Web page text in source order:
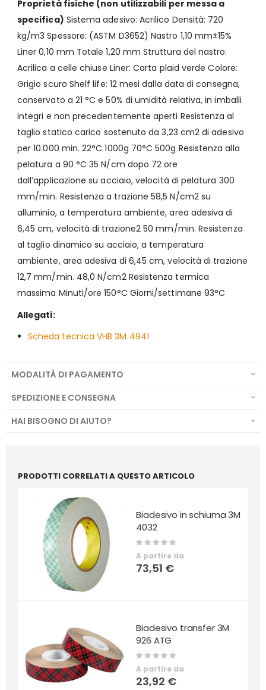
Proprietà fisiche (non utilizzabili per messa a
specifica) Sistema adesivo: Acrilico Densità: 720
kg/m3 Spessore: (ASTM D3652) Nastro 1,10 mm±15%
Liner 0,10 mm Totale 1,20 mm Struttura del nastro:
Acrilica a celle chiuse Liner: Carta plaid verde Colore:
Grigio scuro Shelf life: 12 mesi dalla data di consegna,
conservato a 21 °C e 50% di umidità relativa, in imballi
integri e non precedentemente aperti Resistenza al
taglio statico carico sostenuto da 3,23 cm2 di adesivo
per 10.000 min. 22°C 1000g 70°C 500g Resistenza alla
pelatura a 90 °C 35 N/cm dopo 72 ore
dall’applicazione su acciaio, velocità di pelatura 300
mm/min. Resistenza a trazione 58,5 N/cm2 su
alluminio, a temperatura ambiente, area adesiva di
6,45 cm, velocità di trazione2 50 mm/min. Resistenza
al taglio dinamico su acciaio, a temperatura
ambiente, area adesiva di 6,45 cm, velocità di trazione
12,7 mm/min. 48,0 N/cm2 Resistenza termica
massima Minuti/ore 150°C Giorni/settimane 93°C
Allegati:
Scheda tecnica VHB 3M 4941
MODALITÀ DI PAGAMENTO
SPEDIZIONE E CONSEGNA
HAI BISOGNO DI AIUTO?
PRODOTTI CORRELATI A QUESTO ARTICOLO
Biadesivo in schiuma 3M
4032
Rating:
0%
A partire da
73,51 €
Biadesivo transfer 3M
926 ATG
Rating:
0%
A partire da
23,92 €